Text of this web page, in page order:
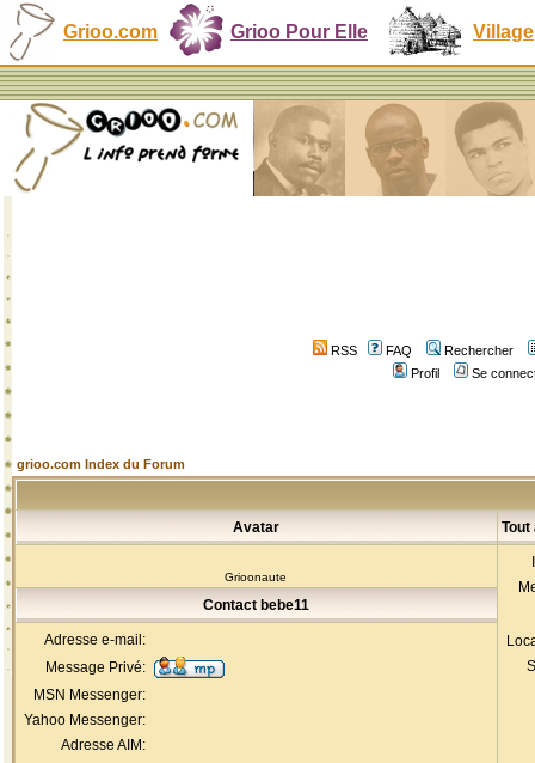
Grioo.com Grioo Pour Elle Village
RSS FAQ
Rechercher
Profil
Se
grioo.com Index du Forum
Avatar Tout
Grioonaute
Contact bebe11
Adresse e-mail:
Message Privé:
MSN Messenger:
Yahoo Messenger:
Adresse AIM: